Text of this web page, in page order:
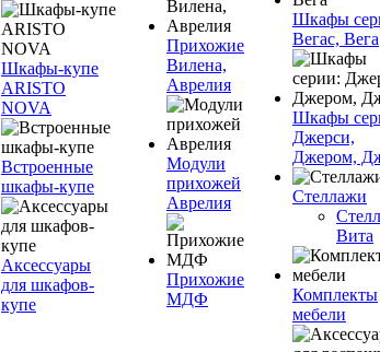
Шкафы-купе
ARISTO
NOVA
Встроенные
шкафы-купе
Аксессуары
для шкафов-
купе
Прихожие
Вилена,
Аврелия
Модули
прихожей
Аврелия
Прихожие
МДФ
Шкафы
Вегас, Вега
Шкафы
Джерси,
Джером,
Стеллажи
Вита
Комплекты
мебели